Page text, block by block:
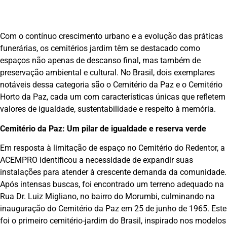
Com o contínuo crescimento urbano e a evolução das práticas
funerárias, os cemitérios jardim têm se destacado como
espaços não apenas de descanso final, mas também de
preservação ambiental e cultural. No Brasil, dois exemplares
notáveis dessa categoria são o Cemitério da Paz e o Cemitério
Horto da Paz, cada um com características únicas que refletem
valores de igualdade, sustentabilidade e respeito à memória.
Cemitério da Paz: Um pilar de igualdade e reserva verde
Em resposta à limitação de espaço no Cemitério do Redentor, a
ACEMPRO identificou a necessidade de expandir suas
instalações para atender à crescente demanda da comunidade.
Após intensas buscas, foi encontrado um terreno adequado na
Rua Dr. Luiz Migliano, no bairro do Morumbi, culminando na
inauguração do Cemitério da Paz em 25 de junho de 1965. Este
foi o primeiro cemitério-jardim do Brasil, inspirado nos modelos